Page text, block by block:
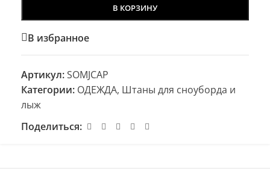
В КОРЗИНУ
В избранное
Артикул:SOMJCAP
Категории: ОДЕЖДА, Штаны для сноуборда и
лыж
Поделиться: